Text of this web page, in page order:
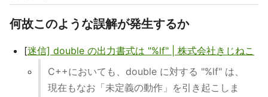
何故このような誤解が発生するか
[迷信] double の出力書式は "%lf" | 株式会社きじねこ
C++においても、double に対する "%lf" は、
現在もなお「未定義の動作」を引き起こしま